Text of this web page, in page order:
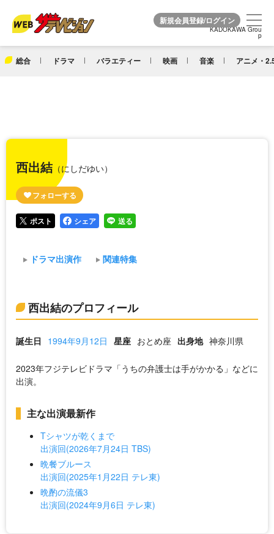
KADOKAWA Grou
p
総合 ドラマ バラエティー 映画 音楽 アニメ・
KADOKAWA Grou
p
西出結 （にしだゆい）
ポスト シェア 送る
ドラマ出演作 関連特集
西出結のプロフィール
誕生日 1994年9月12日 星座 おとめ座 出身地 神奈川県
2023年フジテレビドラマ「うちの弁護士は手がかかる」などに
出演。
主な出演最新作
Tシャツが乾くまで
出演回(2026年7月24日 TBS)
晩餐ブルース
出演回(2025年1月22日 テレ東)
晩酌の流儀3
出演回(2024年9月6日 テレ東)